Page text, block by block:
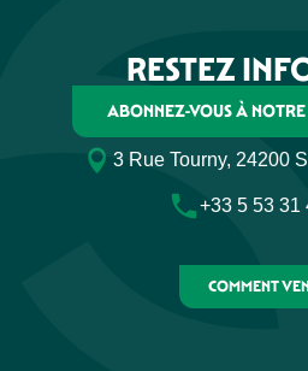
Camping Les Grottes de Roffy
RESTEZ
ABONNEZ-VOUS À
3 Rue Tourny, 24200
+33 5 53 31
COMMENT